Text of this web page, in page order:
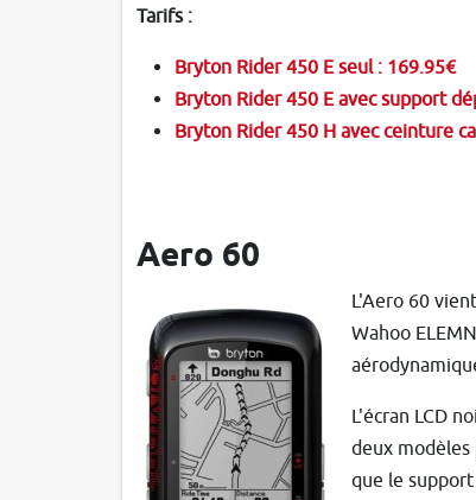
Tarifs :
Bryton Rider 450 E seul : 169.95€
Bryton Rider 450 E avec support
Bryton Rider 450 H avec ceinture
Aero 60
L'Aero 60
Wahoo
L'écran LCD
deux modèles
que le